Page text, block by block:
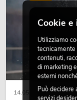
14.05.2026
Cookie
Utilizziamo
contenuti,
di marketing
esterni
Può decidere
servizi